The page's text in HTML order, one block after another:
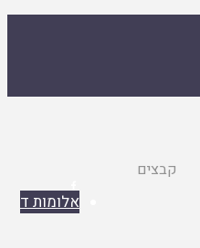
אלומות ד
קבצים